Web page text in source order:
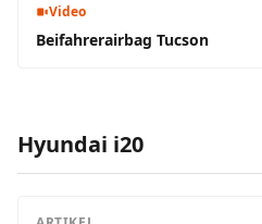
Video
Beifahrerairbag Tucson
Hyundai i20